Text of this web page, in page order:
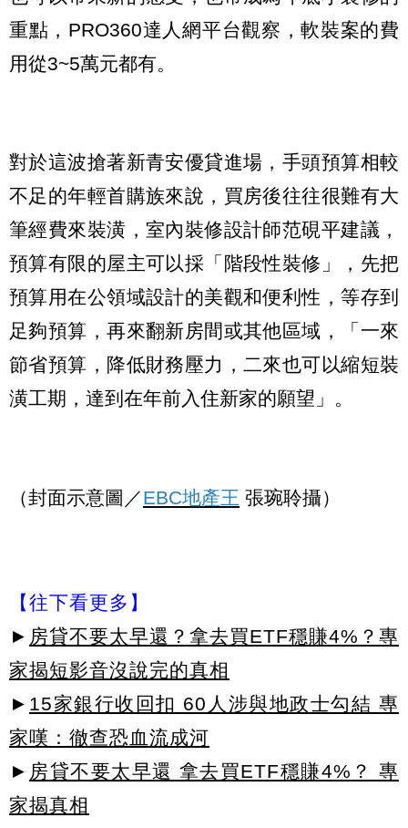
重點，PRO360達人網平台觀察，軟裝案的費
用從3~5萬元都有。
對於這波搶著新青安優貸進場，手頭預算相較
不足的年輕首購族來說，買房後往往很難有大
筆經費來裝潢，室內裝修設計師范硯平建議，
預算有限的屋主可以採「階段性裝修」，先把
預算用在公領域設計的美觀和便利性，等存到
足夠預算，再來翻新房間或其他區域，「一來
節省預算，降低財務壓力，二來也可以縮短裝
潢工期，達到在年前入住新家的願望」。
（封面示意圖／EBC地產王 張琬聆攝）
【往下看更多】
► 房貸不要太早還？拿去買ETF穩賺4%？專
家揭短影音沒說完的真相
► 15家銀行收回扣 60人涉與地政士勾結 專
家嘆：徹查恐血流成河
► 房貸不要太早還 拿去買ETF穩賺4%？ 專
家揭真相